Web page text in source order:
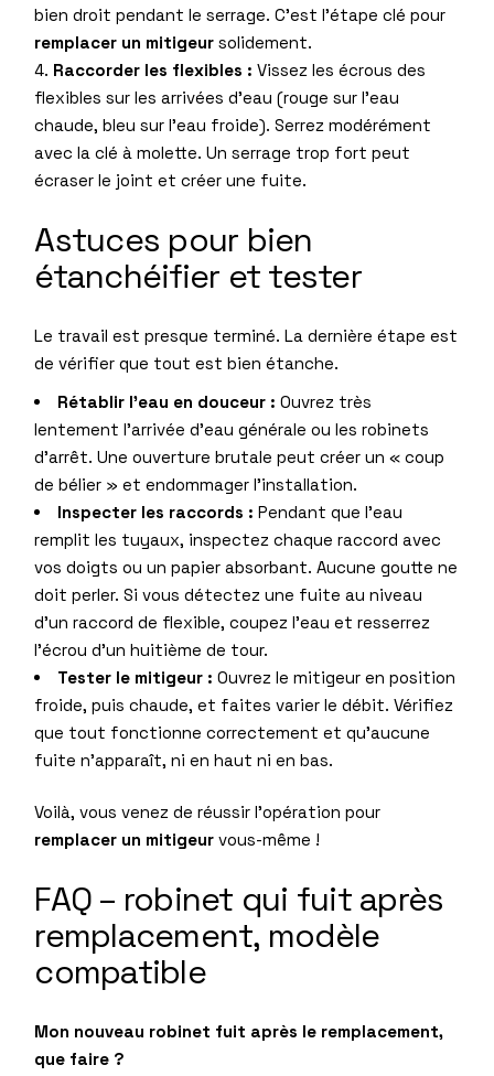
bien droit pendant le serrage. C’est l’étape clé pour
remplacer un mitigeur solidement.
Raccorder les flexibles : Vissez les écrous des
flexibles sur les arrivées d’eau (rouge sur l’eau
chaude, bleu sur l’eau froide). Serrez modérément
avec la clé à molette. Un serrage trop fort peut
écraser le joint et créer une fuite.
Astuces pour bien
étanchéifier et tester
Le travail est presque terminé. La dernière étape est
de vérifier que tout est bien étanche.
Rétablir l’eau en douceur : Ouvrez très
lentement l’arrivée d’eau générale ou les robinets
d’arrêt. Une ouverture brutale peut créer un « coup
de bélier » et endommager l’installation.
Inspecter les raccords : Pendant que l’eau
remplit les tuyaux, inspectez chaque raccord avec
vos doigts ou un papier absorbant. Aucune goutte ne
doit perler. Si vous détectez une fuite au niveau
d’un raccord de flexible, coupez l’eau et resserrez
l’écrou d’un huitième de tour.
Tester le mitigeur : Ouvrez le mitigeur en position
froide, puis chaude, et faites varier le débit. Vérifiez
que tout fonctionne correctement et qu’aucune
fuite n’apparaît, ni en haut ni en bas.
Voilà, vous venez de réussir l’opération pour
remplacer un mitigeur vous-même !
FAQ – robinet qui fuit après
remplacement, modèle
compatible
Mon nouveau robinet fuit après le remplacement,
que faire ?